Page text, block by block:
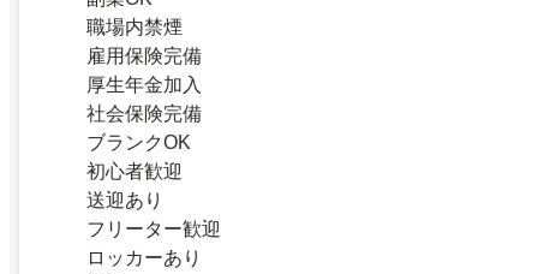
職場内禁煙
雇用保険完備
厚生年金加入
社会保険完備
ブランクOK
初心者歓迎
送迎あり
フリーター歓迎
ロッカーあり